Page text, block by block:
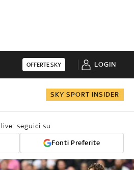
OFFERTE SKY LOGIN
SKY SPORT INSIDER
seguici su
Fonti Preferite